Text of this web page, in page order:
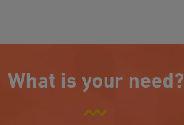
What is your need?